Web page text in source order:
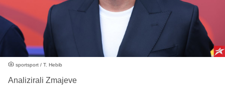
sportsport / T. Hebib
Analizirali Zmajeve